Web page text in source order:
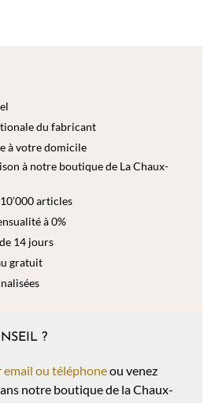
du fabricant
à votre domicile
à notre boutique de La Chaux-
articles
à 0%
14 jours
gratuit
?
ou téléphoneou venez
notre boutique de la Chaux-